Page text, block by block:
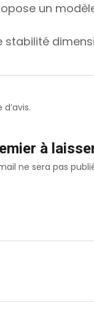
un
stabilité
à
ne sera pas